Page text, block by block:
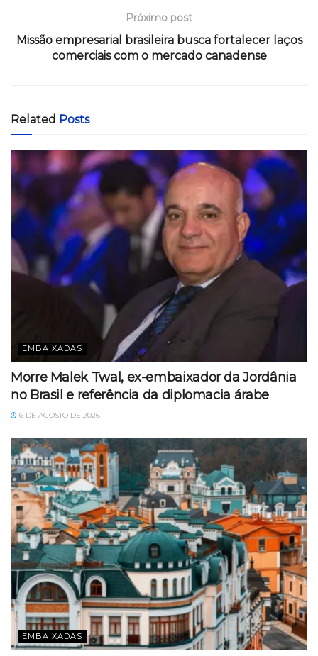
Próximo post
Missão empresarial brasileira busca fortalecer laços
comerciais com o mercado canadense
Related Posts
EMBAIXADAS
Morre Malek Twal, ex-embaixador da Jordânia
no Brasil e referência da diplomacia árabe
6 DE AGOSTO DE 2026
EMBAIXADAS